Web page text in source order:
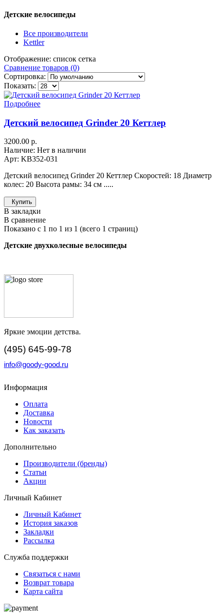
Детские велосипеды
Все производители
Kettler
Отображение: список сетка
Сравнение товаров (0)
Сортировка:
Показать:
Подробнее
Детский велосипед Grinder 20 Кеттлер
3200.00 р.
Наличие: Нет в наличии
Арт: KB352-031
Детский велосипед Grinder 20 Кеттлер Скоростей: 18 Диаметр
колес: 20 Высота рамы: 34 см .....
Купить
В закладки
В сравнение
Показано с 1 по 1 из 1 (всего 1 страниц)
Детские двухколесные велосипеды
Яркие эмоции детства.
(495) 645-99-78
info@goody-good.ru
Информация
Оплата
Доставка
Новости
Как заказать
Дополнительно
Производители (бренды)
Статьи
Акции
Личный Кабинет
Личный Кабинет
История заказов
Закладки
Рассылка
Служба поддержки
Связаться с нами
Возврат товара
Карта сайта